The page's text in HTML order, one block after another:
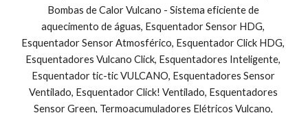
Bombas de Calor Vulcano - Sistema eficiente de
aquecimento de águas, Esquentador Sensor HDG,
Esquentador Sensor Atmosférico, Esquentador Click HDG,
Esquentadores Vulcano Click, Esquentadores Inteligente,
Esquentador tic-tic VULCANO, Esquentadores Sensor
Ventilado, Esquentador Click! Ventilado, Esquentadores
Sensor Green, Termoacumuladores Elétricos Vulcano,